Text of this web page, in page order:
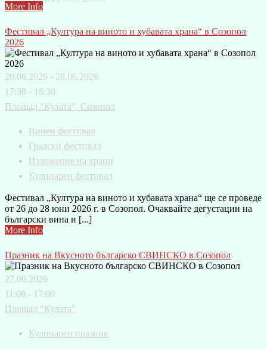
More Info
Фестивал „Култура на виното и хубавата храна“ в Созопол
2026
26.06.2026 - 28.06.2026
17:30 - 18:30
Площад "Кулата", Созопол
Винен фестивал
Градски фестивал
Изложение на храни
Кулинарен фестивал
Фестивал „Култура на виното и хубавата храна“ ще се проведе
от 26 до 28 юни 2026 г. в Созопол. Очаквайте дегустации на
български вина и [...]
More Info
Празник на Вкусното българско СВИНСКО в Созопол
27.06.2026
11:00 - 17:00
Площад "Кулата"
Кулинарен празник